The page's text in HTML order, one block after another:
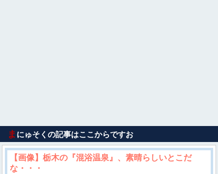
ま にゅそくの記事はここからですお
【画像】栃木の『混浴温泉』、素晴らしいとこだ
な・・・